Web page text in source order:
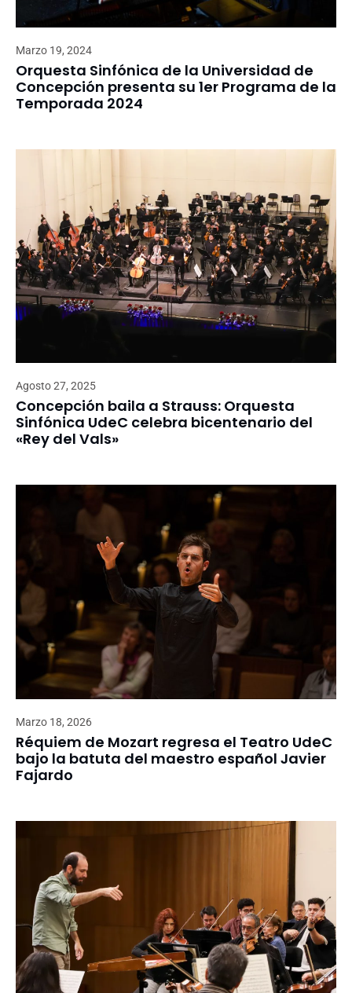
Marzo 19, 2024
Orquesta Sinfónica de la Universidad de
Concepción presenta su 1er Programa de la
Temporada 2024
Agosto 27, 2025
Concepción baila a Strauss: Orquesta
Sinfónica UdeC celebra bicentenario del
«Rey del Vals»
Marzo 18, 2026
Réquiem de Mozart regresa el Teatro UdeC
bajo la batuta del maestro español Javier
Fajardo